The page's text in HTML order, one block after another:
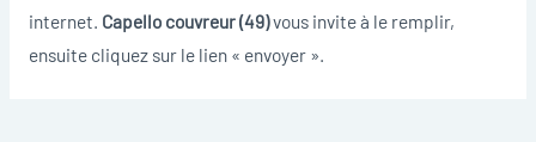
internet. Capello couvreur (49)vous invite à le remplir,
ensuite cliquez sur le lien « envoyer ».